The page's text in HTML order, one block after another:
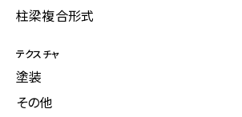
柱梁複合形式
テクスチャ
塗装
その他